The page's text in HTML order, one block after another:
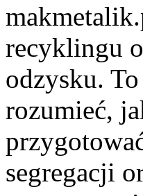
recyklingu
odzysku.
rozumieć,
segregacji